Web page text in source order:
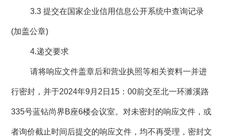
3.3 提交在国家企业信用信息公开系统中查询记录
(加盖公章)
4.递交要求
请将响应文件盖章后和营业执照等相关资料一并进
行密封，并于2024年9月 2 日 15 ：00前交至北一环濉溪路
335号蓝钻尚界B座6楼会议室。对未密封的响应文件，或
者询价截止时间后提交的响应文件，均不再受理，密封文